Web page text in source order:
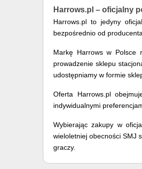
Harrows.pl – oficjalny
Harrows.pl to jedyny
bezpośrednio od
Markę Harrows w Polsce
prowadzenie sklepu
udostępniamy w formie
Oferta Harrows.pl
indywidualnymi
Wybierając zakupy w
wieloletniej obecności SMJ
graczy.